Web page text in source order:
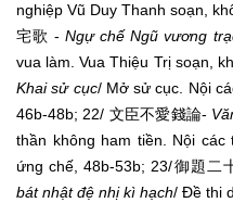
nghiệp Vũ Duy Thanh soạn,
宅歌 -Ngự chế Ngũ vương
vua làm. Vua Thiệu Trị soạn,
Khai sử cục/ Mở sử cục. Nội
46b-48b; 22/ 文臣不愛錢論-
thần không ham tiền. Nội
ứng chế, 48b-53b; 23/御題二
bát nhật đệ nhị kì hạch/ Đề thi